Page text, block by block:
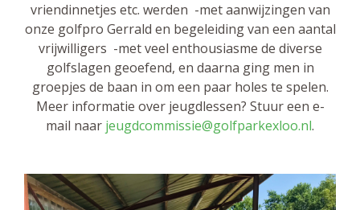
vriendinnetjes etc. werden -met aanwijzingen van
onze golfpro Gerrald en begeleiding van een aantal
vrijwilligers -met veel enthousiasme de diverse
golfslagen geoefend, en daarna ging men in
groepjes de baan in om een paar holes te spelen.
Meer informatie over jeugdlessen? Stuur een e-
mail naar jeugdcommissie@golfparkexloo.nl.